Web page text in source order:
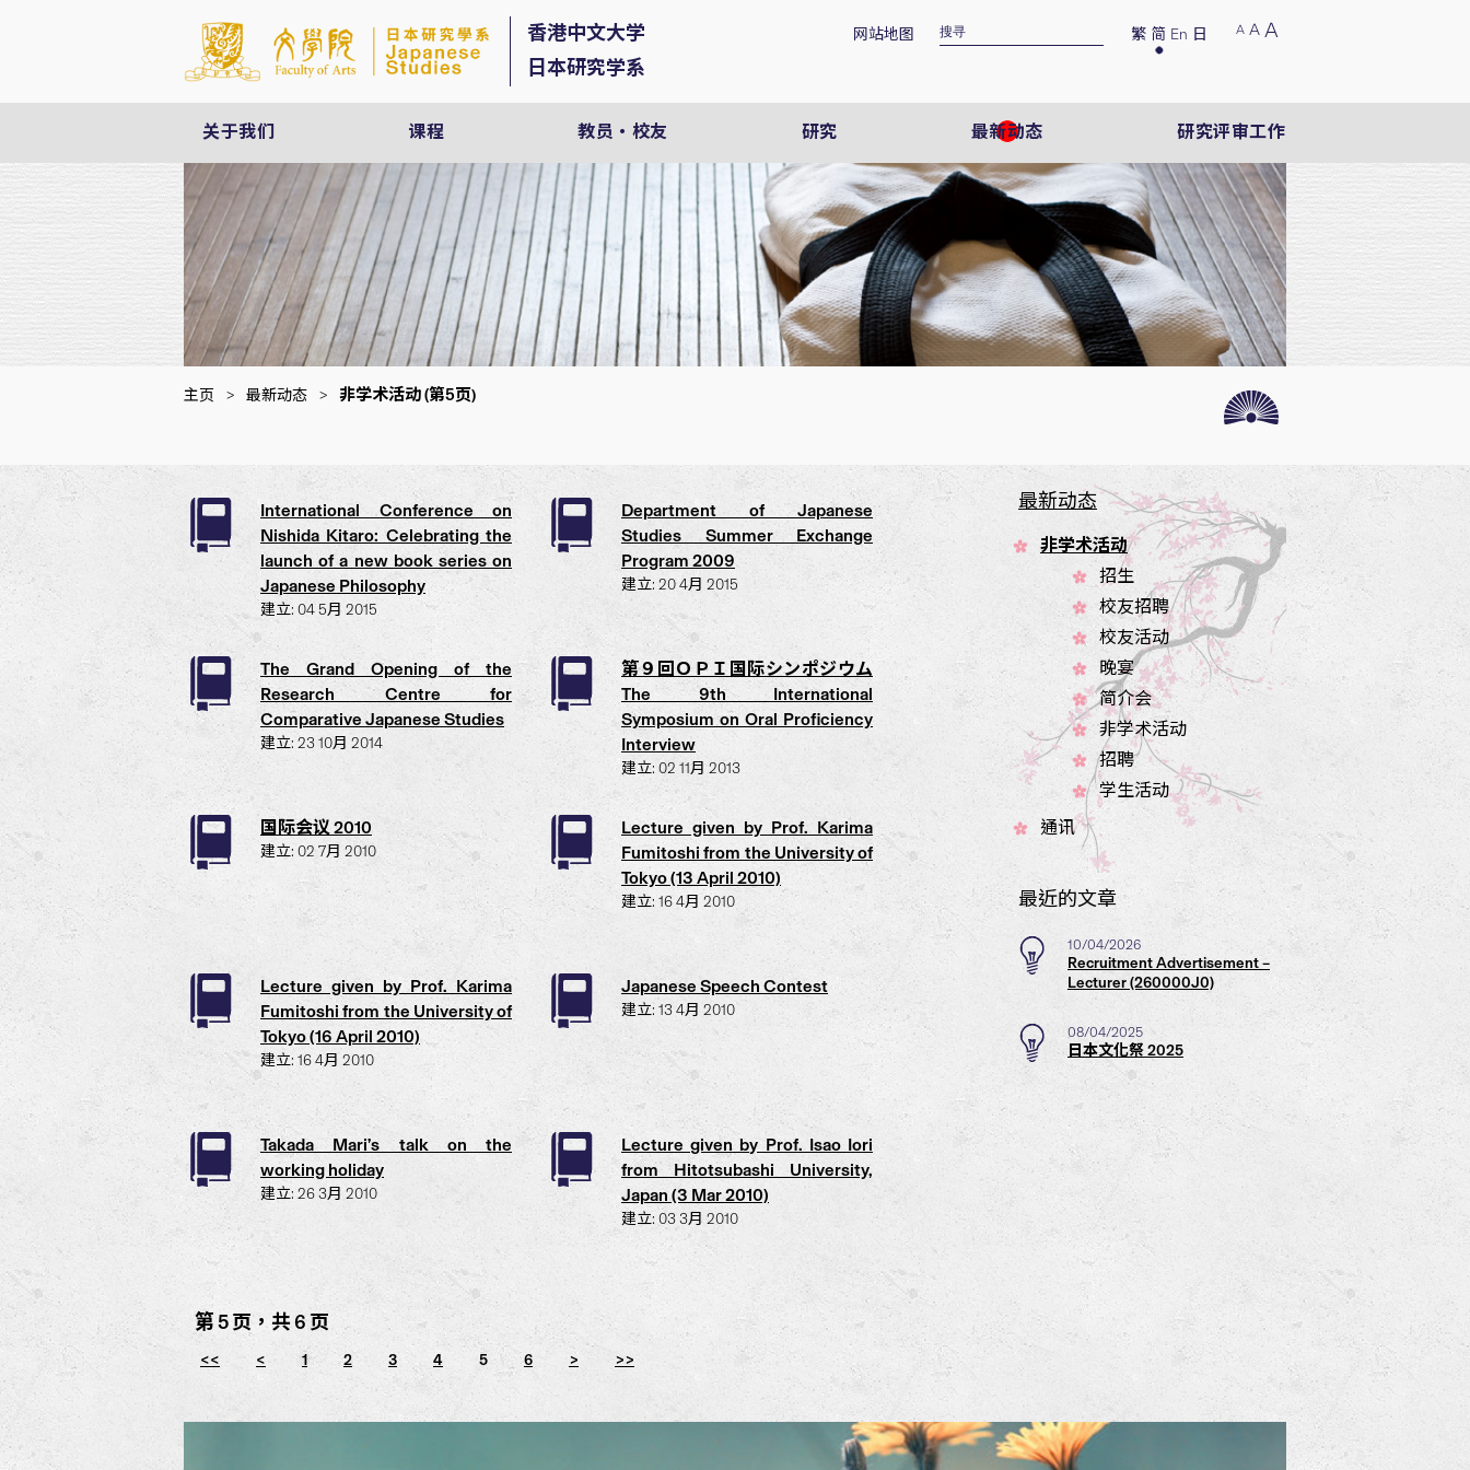
A A A
繁 简 En 日
网站地图
香港中文大学
日本研究学系
关于我们 课程 教员・校友 研究 最新动态 研究评审工作
主页 > 最新动态 > 非学术活动(第5页)
最新动态
非学术活动
招生
校友招聘
校友活动
晚宴
简介会
非学术活动
招聘
学生活动
通讯
最近的文章
10/04/2026
Recruitment Advertisement –
Lecturer (260000J0)
08/04/2025
日本文化祭 2025
International Conference on
Nishida Kitaro: Celebrating the
launch of a new book series on
Japanese Philosophy
建立: 04 5月 2015
Department of Japanese
Studies Summer Exchange
Program 2009
建立: 20 4月 2015
The Grand Opening of the
Research Centre for
Comparative Japanese Studies
建立: 23 10月 2014
第９回ＯＰＩ国际シンポジウム
The 9th International
Symposium on Oral Proficiency
Interview
建立: 02 11月 2013
国际会议 2010
建立: 02 7月 2010
Lecture given by Prof. Karima
Fumitoshi from the University of
Tokyo (13 April 2010)
建立: 16 4月 2010
Lecture given by Prof. Karima
Fumitoshi from the University of
Tokyo (16 April 2010)
建立: 16 4月 2010
Japanese Speech Contest
建立: 13 4月 2010
Takada Mari’s talk on the
working holiday
建立: 26 3月 2010
Lecture given by Prof. Isao Iori
from Hitotsubashi University,
Japan (3 Mar 2010)
建立: 03 3月 2010
第 5 页，共 6 页
<< < 1 2 3 4 5 6 > >>